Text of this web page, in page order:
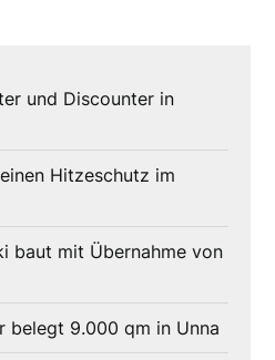
und Discounter in
Hitzeschutz im
baut mit Übernahme von
belegt 9.000 qm in Unna